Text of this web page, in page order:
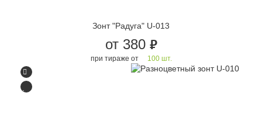
Зонт "Радуга" U-013
от 380 руб.
при тираже от 100 шт.